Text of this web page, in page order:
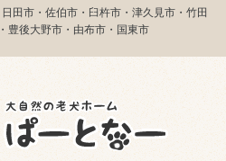
田市・佐伯市・臼杵市・津久見市・竹田
豊後大野市・由布市・国東市